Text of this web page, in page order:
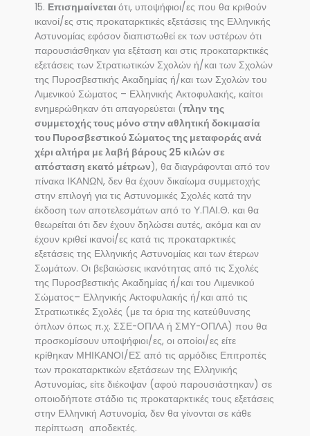
15. Επισημαίνεται ότι, υποψήφιοι/ες που θα κριθούν
ικανοί/ες στις προκαταρκτικές εξετάσεις της Ελληνικής
Αστυνομίας εφόσον διαπιστωθεί εκ των υστέρων ότι
παρουσιάσθηκαν για εξέταση και στις προκαταρκτικές
εξετάσεις των Στρατιωτικών Σχολών ή/και των Σχολών
της Πυροσβεστικής Ακαδημίας ή/και των Σχολών του
Λιμενικού Σώματος – Ελληνικής Ακτοφυλακής, καίτοι
ενημερώθηκαν ότι απαγορεύεται (πλην της
συμμετοχής τους μόνο στην αθλητική δοκιμασία
του Πυροσβεστικού Σώματος της μεταφοράς ανά
χέρι αλτήρα με λαβή βάρους 25 κιλών σε
απόσταση εκατό μέτρων), θα διαγράφονται από τον
πίνακα ΙΚΑΝΩΝ, δεν θα έχουν δικαίωμα συμμετοχής
στην επιλογή για τις Αστυνομικές Σχολές κατά την
έκδοση των αποτελεσμάτων από το Υ.ΠΑΙ.Θ. και θα
θεωρείται ότι δεν έχουν δηλώσει αυτές, ακόμα και αν
έχουν κριθεί ικανοί/ες κατά τις προκαταρκτικές
εξετάσεις της Ελληνικής Αστυνομίας και των έτερων
Σωμάτων. Οι βεβαιώσεις ικανότητας από τις Σχολές
της Πυροσβεστικής Ακαδημίας ή/και του Λιμενικού
Σώματος– Ελληνικής Ακτοφυλακής ή/και από τις
Στρατιωτικές Σχολές (με τα όρια της κατεύθυνσης
όπλων όπως π.χ. ΣΣΕ-ΟΠΛΑ ή ΣΜΥ-ΟΠΛΑ) που θα
προσκομίσουν υποψήφιοι/ες, οι οποίοι/ες είτε
κρίθηκαν ΜΗΙΚΑΝΟΙ/ΕΣ από τις αρμόδιες Επιτροπές
των προκαταρκτικών εξετάσεων της Ελληνικής
Αστυνομίας, είτε διέκοψαν (αφού παρουσιάστηκαν) σε
οποιοδήποτε στάδιο τις προκαταρκτικές τους εξετάσεις
στην Ελληνική Αστυνομία, δεν θα γίνονται σε κάθε
περίπτωση αποδεκτές.